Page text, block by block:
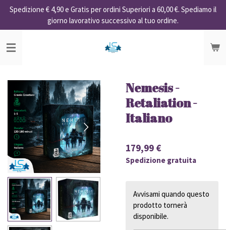
Vai
contenuto
principale
Spedizione € 4,90 e Gratis per ordini Superiori a 60,00 €. Spediamo il
giorno lavorativo successivo al tuo ordine.
Nemesis -
Retaliation -
Italiano
179,99 €
Spedizione gratuita
Avvisami quando questo
prodotto tornerà
disponibile.